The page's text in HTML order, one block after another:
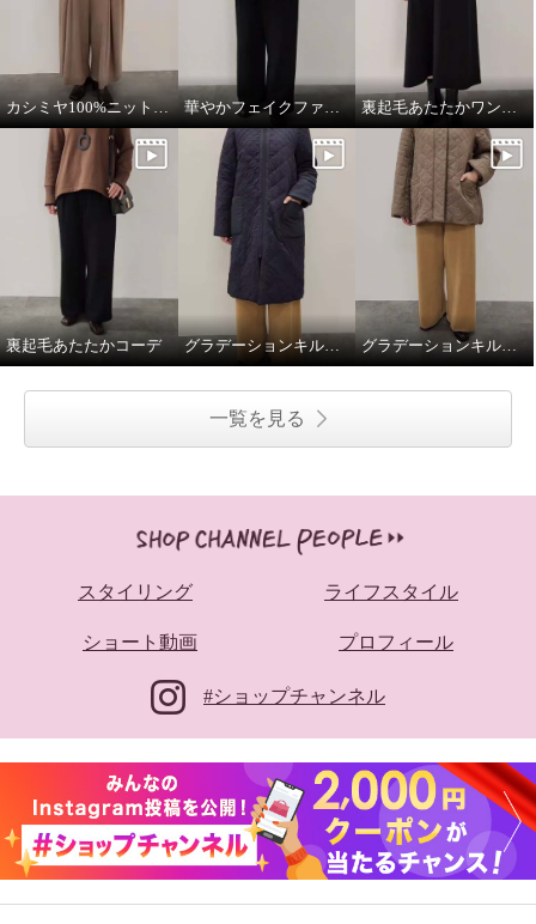
カシミヤ100%ニットマフラー 華やかフェイクファーベスト 裏起毛あたたかワンピース
裏起毛あたたかコーデ グラデーションキルトロングコート グラデーションキルトミドル丈コート
一覧を見る
スタイリング ライフスタイル
ショート動画 プロフィール
#ショップチャンネル